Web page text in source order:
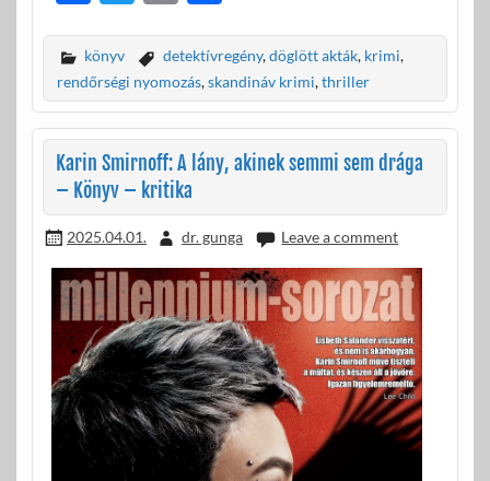
e
b
o
o
k
itt
er
ail za
m
e
g
könyv detektívregény,döglött akták, krimi,
rendőrségi nyomozás,skandináv krimi,thriller
Karin Smirnoff: A lány, akinek semmi sem drága
– Könyv – kritika
2025.04.01. dr. gunga Leave a comment